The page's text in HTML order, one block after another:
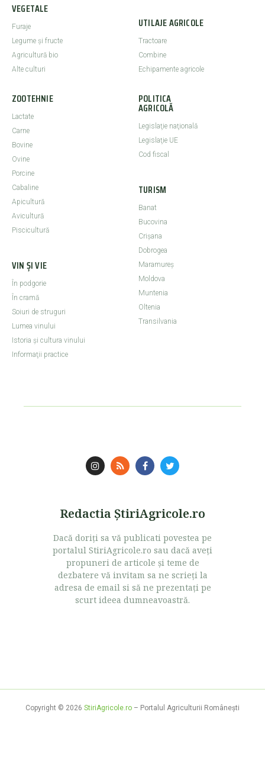
VEGETALE
Furaje
Legume şi fructe
Agricultură bio
Alte culturi
UTILAJE AGRICOLE
Tractoare
Combine
Echipamente agricole
ZOOTEHNIE
Lactate
Carne
Bovine
Ovine
Porcine
Cabaline
Apicultură
Avicultură
Piscicultură
VIN ȘI VIE
În podgorie
În cramă
Soiuri de struguri
Lumea vinului
Istoria şi cultura vinului
Informaţii practice
POLITICA
AGRICOLĂ
Legislaţie naţională
Legislaţie UE
Cod fiscal
TURISM
Banat
Bucovina
Crişana
Dobrogea
Maramureş
Moldova
Muntenia
Oltenia
Transilvania
Redactia ŞtiriAgricole.ro
Dacă doriţi sa vă publicati povestea pe
portalul StiriAgricole.ro sau dacă aveţi
propuneri de articole şi teme de
dezbatere vă invitam sa ne scrieţi la
adresa de email si să ne prezentaţi pe
scurt ideea dumneavoastră.
Copyright © 2026 StiriAgricole.ro – Portalul Agriculturii Româneşti